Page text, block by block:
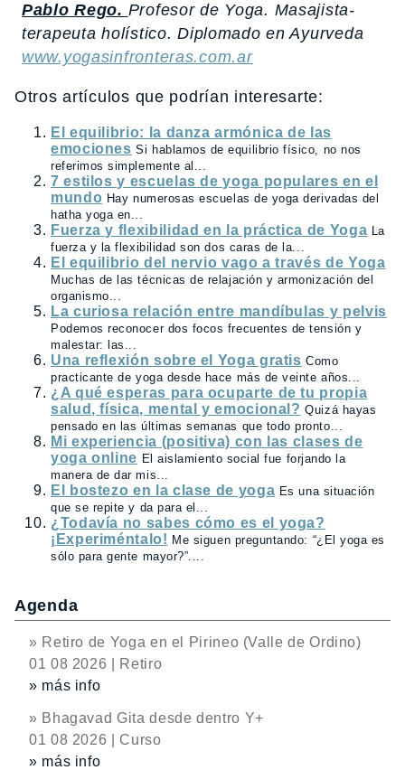
Pablo Rego. Profesor de Yoga. Masajista-
terapeuta holístico. Diplomado en Ayurveda
www.yogasinfronteras.com.ar
Otros artículos que podrían interesarte:
El equilibrio: la danza armónica de las
emociones Si hablamos de equilibrio físico, no nos
referimos simplemente al...
7 estilos y escuelas de yoga populares en el
mundo Hay numerosas escuelas de yoga derivadas del
hatha yoga en...
Fuerza y flexibilidad en la práctica de Yoga
La
fuerza y la flexibilidad son dos caras de la...
El equilibrio del nervio vago a través de Yoga
Muchas de las técnicas de relajación y armonización del
organismo...
La curiosa relación entre mandíbulas y pelvis
Podemos reconocer dos focos frecuentes de tensión y
malestar: las...
Una reflexión sobre el Yoga gratis Como
practicante de yoga desde hace más de veinte años...
¿A qué esperas para ocuparte de tu propia
salud, física, mental y emocional? Quizá hayas
pensado en las últimas semanas que todo pronto...
Mi experiencia (positiva) con las clases de
yoga online El aislamiento social fue forjando la
manera de dar mis...
El bostezo en la clase de yoga Es una situación
que se repite y da para el...
¿Todavía no sabes cómo es el yoga?
¡Experiméntalo! Me siguen preguntando: “¿El yoga es
sólo para gente mayor?”....
Agenda
» Retiro de Yoga en el Pirineo (Valle de Ordino)
01 08 2026 | Retiro
» más info
» Bhagavad Gita desde dentro Y+
01 08 2026 | Curso
» más info